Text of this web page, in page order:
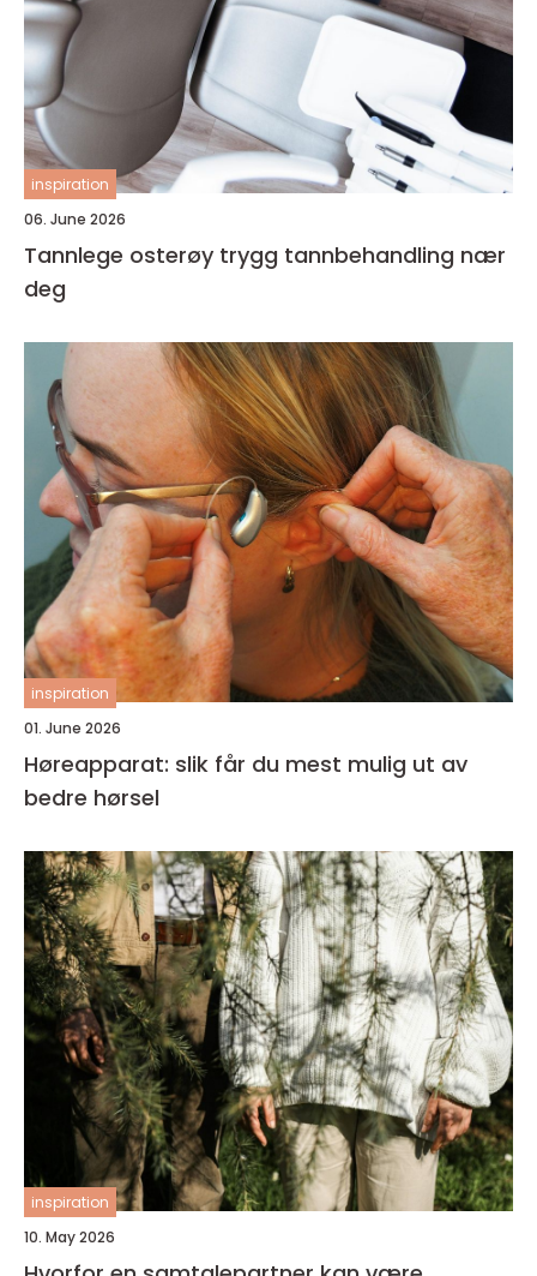
inspiration
06. June 2026
Tannlege osterøy trygg tannbehandling nær
deg
inspiration
01. June 2026
Høreapparat: slik får du mest mulig ut av
bedre hørsel
inspiration
10. May 2026